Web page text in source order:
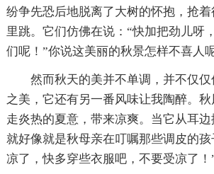
纷争先恐后地脱离了大树的怀抱，抢
里跳。它们仿佛在说：“快加把劲儿呀
们呢！”你说这美丽的秋景怎样不喜人
然而秋天的美并不单调，并不仅
之美，它还有另一番风味让我陶醉。
走炎热的夏意，带来凉爽。当它从耳边
就好像就是秋母亲在叮嘱那些调皮的
凉了，快多穿些衣服吧，不要受凉了！